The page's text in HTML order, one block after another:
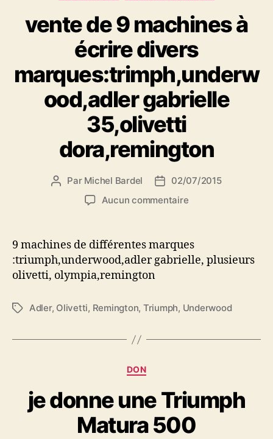
vente de 9 machines à
écrire divers
marques:trimph,underw
ood,adler gabrielle
35,olivetti
dora,remington
Auteur
Par Michel Bardel
Date
de
02/07/2015
Aucun commentairesur
9
machines
à
9 machines de différentes marques
:triumph,underwood,adler gabrielle, plusieurs
olivetti, olympia,remington
Étiquettes
Adler, Olivetti, Remington, Triumph, Underwood
Catégories
DON
je donne une Triumph
Matura 500